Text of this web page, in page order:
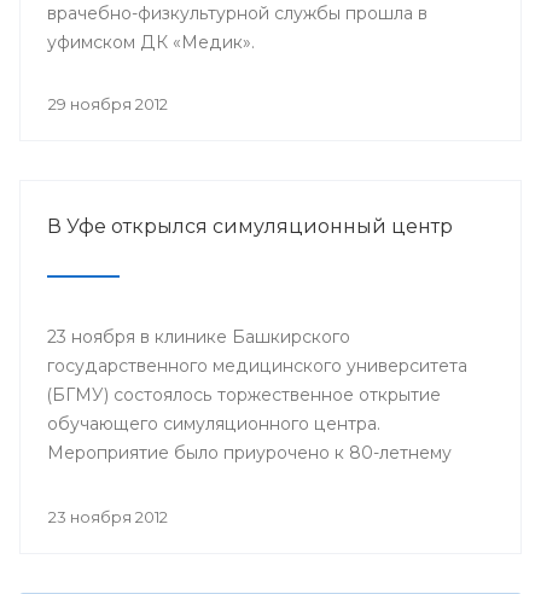
врачебно-физкультурной службы прошла в
уфимском ДК «Медик».
29 ноября 2012
В Уфе открылся симуляционный центр
23 ноября в клинике Башкирского
государственного медицинского университета
(БГМУ) состоялось торжественное открытие
обучающего симуляционного центра.
Мероприятие было приурочено к 80-летнему
23 ноября 2012